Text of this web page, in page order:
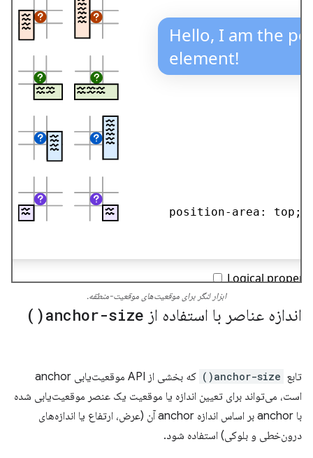
ابزار لنگر برای موقعیت‌های موقعیت-منطقه.
اندازه عناصر با استفاده از anchor-size(
)
تابع anchor-size()
که بخشی از API موقعیت‌یابی anchor
است، می‌تواند برای تعیین اندازه یا موقعیت یک عنصر موقعیت‌یابی شده
با anchor بر اساس اندازه anchor آن (عرض، ارتفاع یا اندازه‌های
درون‌خطی و بلوکی) استفاده شود.